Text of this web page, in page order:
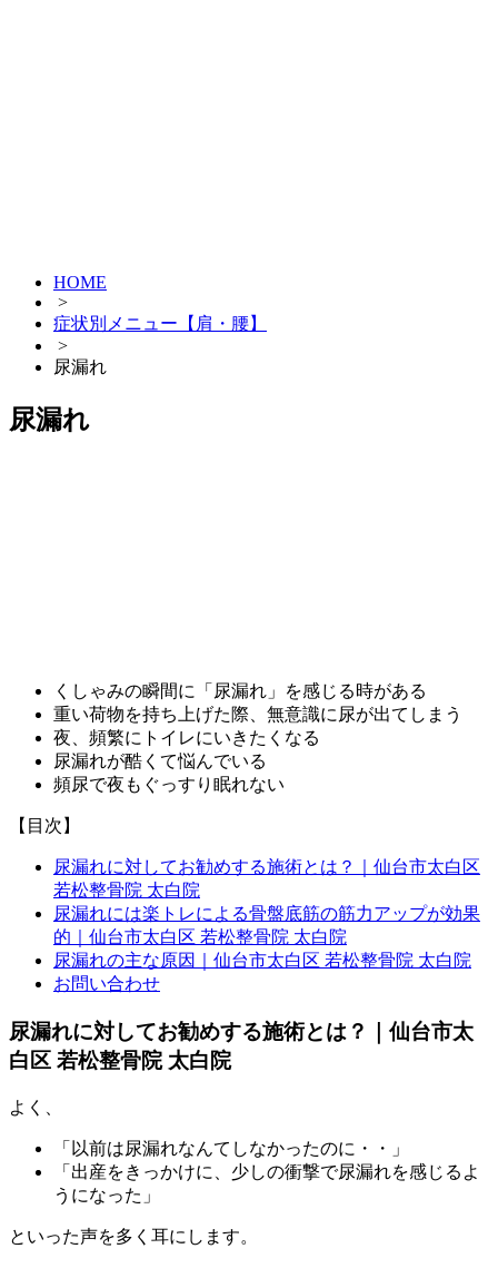
HOME
>
症状別メニュー【肩・腰】
>
尿漏れ
尿漏れ
くしゃみの瞬間に「尿漏れ」を感じる時がある
重い荷物を持ち上げた際、無意識に尿が出てしまう
夜、頻繁にトイレにいきたくなる
尿漏れが酷くて悩んでいる
頻尿で夜もぐっすり眠れない
【目次】
尿漏れに対してお勧めする施術とは？｜仙台市太白区
若松整骨院 太白院
尿漏れには楽トレによる骨盤底筋の筋力アップが効果
的｜仙台市太白区 若松整骨院 太白院
尿漏れの主な原因｜仙台市太白区 若松整骨院 太白院
お問い合わせ
尿漏れに対してお勧めする施術とは？｜仙台市太
白区 若松整骨院 太白院
よく、
「以前は尿漏れなんてしなかったのに・・」
「出産をきっかけに、少しの衝撃で尿漏れを感じるよ
うになった」
といった声を多く耳にします。